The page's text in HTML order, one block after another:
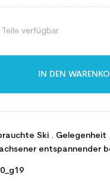
verfügbar
IN DEN
Ski , Gelegenheit ,
entspannender